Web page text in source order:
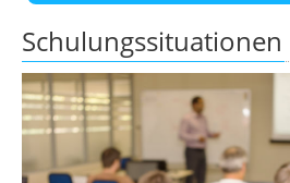
Schulungssituationen